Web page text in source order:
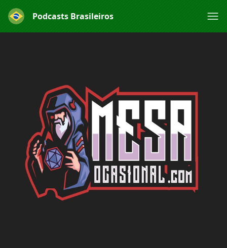
Podcasts Brasileiros